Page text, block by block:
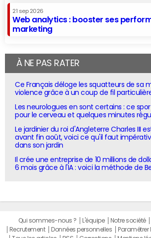
21 sep 2026
Web analytics : booster ses
marketing
À NE PAS RATER
Ce Français déloge les squatteurs de sa
violence grâce à un coup de fil
Les neurologues en sont certains : ce
pour le cerveau et quelques minutes
Le jardinier du roi d'Angleterre Charles III
avant fin août, voici ce qu'il faut
dans son jardin
Il crée une entreprise de 10 millions de
6 mois grâce à l'IA : voici la méthode de
Qui sommes-nous ? L'équipe Notre société
Recrutement
Données personnelles Paramétrer